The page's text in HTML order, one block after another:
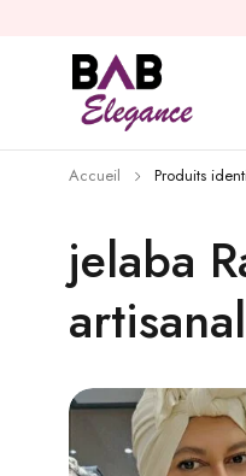
jelaba
Accueil Produits